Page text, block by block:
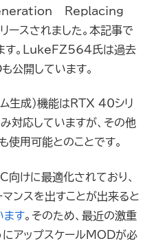
– Replacing
スされました。本記事で
す。LukeFZ564氏は過去
開しています。
生成）機能はRTX 40シリ
対応していますが、その他
用可能とのことです。
けに最適化されており、
ンスを出すことが出来ると
ます。そのため、最近の激重
アップスケールMODが必